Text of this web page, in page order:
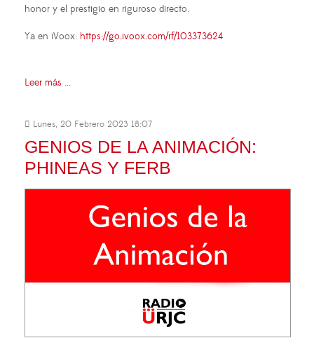
honor y el prestigio en riguroso directo.
Ya en iVoox: https://go.ivoox.com/rf/103373624
Leer más ...
Lunes, 20 Febrero 2023 18:07
GENIOS DE LA ANIMACIÓN:
PHINEAS Y FERB